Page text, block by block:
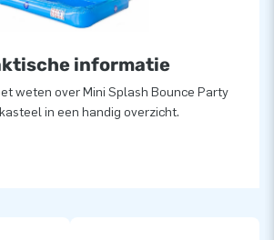
informatie
weten over Mini Splash Bounce Party
in een handig overzicht.